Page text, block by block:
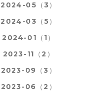
2024-05（3）
2024-03（5）
2024-01（1）
2023-11（2）
2023-09（3）
2023-06（2）